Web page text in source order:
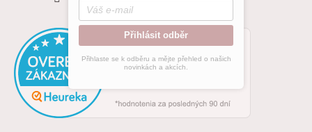
Přihlásit odběr
Přihlaste se k odběru a mějte přehled o našich
novinkách a akcích.